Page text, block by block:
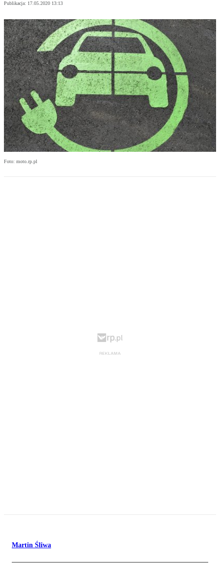
Publikacja: 17.05.2020 13:13
Foto: moto.rp.pl
Martin Śliwa